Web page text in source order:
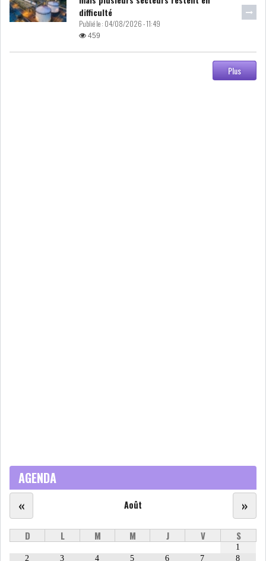
difficulté
Publié le : 04/08/2026 - 11:49
459
Plus
AGENDA
Août
« »
D L M M J V S
1
2
3 4 5 6 7
8